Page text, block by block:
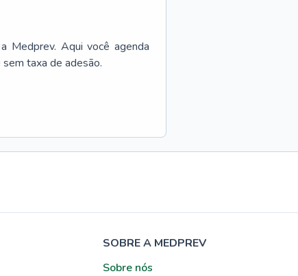
Medprev. Aqui você agenda
taxa de adesão.
SOBRE A MEDPREV
Sobre nós